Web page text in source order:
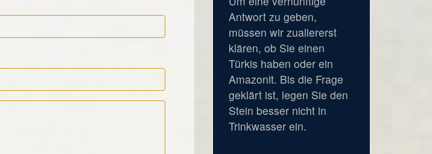
Antwort zu geben,
müssen wir zuallererst
klären, ob Sie einen
Türkis haben oder ein
Amazonit. Bis die Frage
geklärt ist, legen Sie den
Stein besser nicht in
Trinkwasser ein.